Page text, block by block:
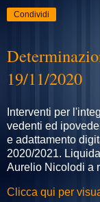
Condividi
19/11/2020
Interventi per
vedenti ed
e adattamento
2020/2021.
Aurelio Nicolodi a
Clicca qui per